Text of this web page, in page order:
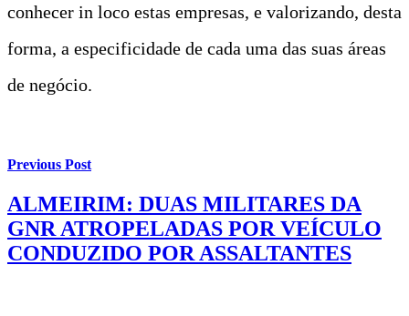
conhecer in loco estas empresas, e valorizando, desta
forma, a especificidade de cada uma das suas áreas
de negócio.
Previous Post
ALMEIRIM: DUAS MILITARES DA
GNR ATROPELADAS POR VEÍCULO
CONDUZIDO POR ASSALTANTES